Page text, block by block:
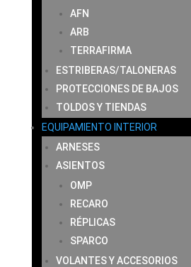
AFN
ARB
TERRAFIRMA
ESTRIBERAS/TALONERAS
PROTECCIONES DE BAJOS
TOLDOS Y TIENDAS
EQUIPAMIENTO INTERIOR
ARNESES
ASIENTOS
OMP
RECARO
RÉPLICAS
SPARCO
VOLANTES Y ACCESORIOS